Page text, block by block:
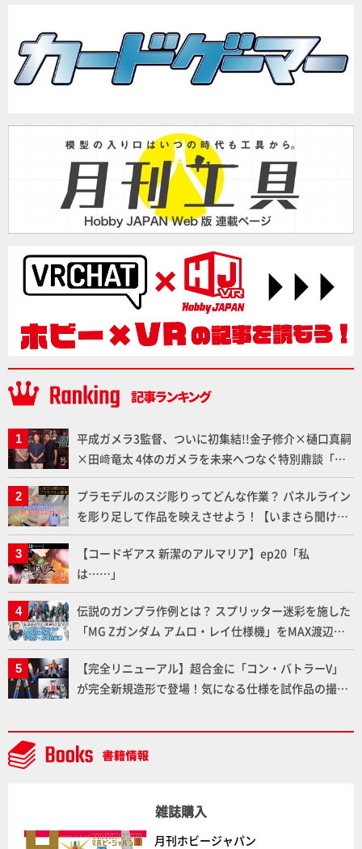
平成ガメラ3監督、ついに初集結!!金子修介×樋口真嗣
×田﨑竜太 4体のガメラを未来へつなぐ特別鼎談「ガ
メラ永久保存化プロジェクト FINAL」
プラモデルのスジ彫りってどんな作業？ パネルライン
を彫り足して作品を映えさせよう！【いまさら聞けな
いプラモデルの基礎：スジ彫りとパネルライン】
【コードギアス 新潔のアルマリア】ep20「私
は……」
伝説のガンプラ作例とは？ スプリッター迷彩を施した
「MG Zガンダム アムロ・レイ仕様機」をMAX渡辺が
ふたたび塗る!!【試し読み】
【完全リニューアル】超合金に「コン・バトラーV」
が完全新規造形で登場！気になる仕様を試作品の撮り
ト」セット情報もお届け！【超合金の魂】
雑誌購入
月刊ホビージャパン